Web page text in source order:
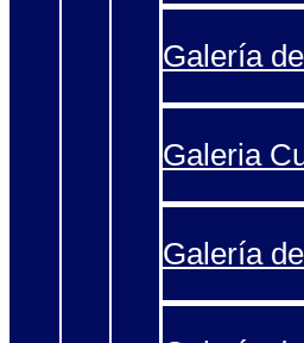
Galería
Galeria
Galería